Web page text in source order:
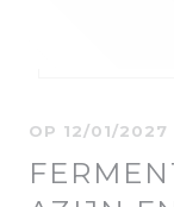
OP 12/01/2027